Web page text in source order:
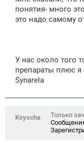
понятия- много
это надо самому
У нас около того
препараты плюс
Synarela
Ksyscha
Только